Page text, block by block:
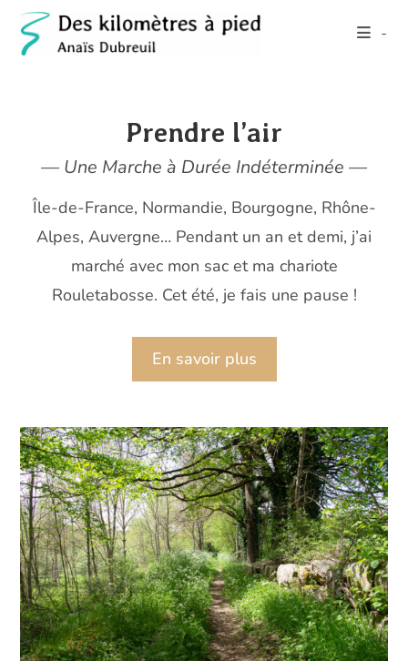
Skip
content
-
Prendre l’air
— Une Marche à Durée Indéterminée —
Île-de-France, Normandie, Bourgogne, Rhône-
Alpes, Auvergne… Pendant un an et demi, j’ai
marché avec mon sac et ma chariote
Rouletabosse. Cet été, je fais une pause !
En savoir plus